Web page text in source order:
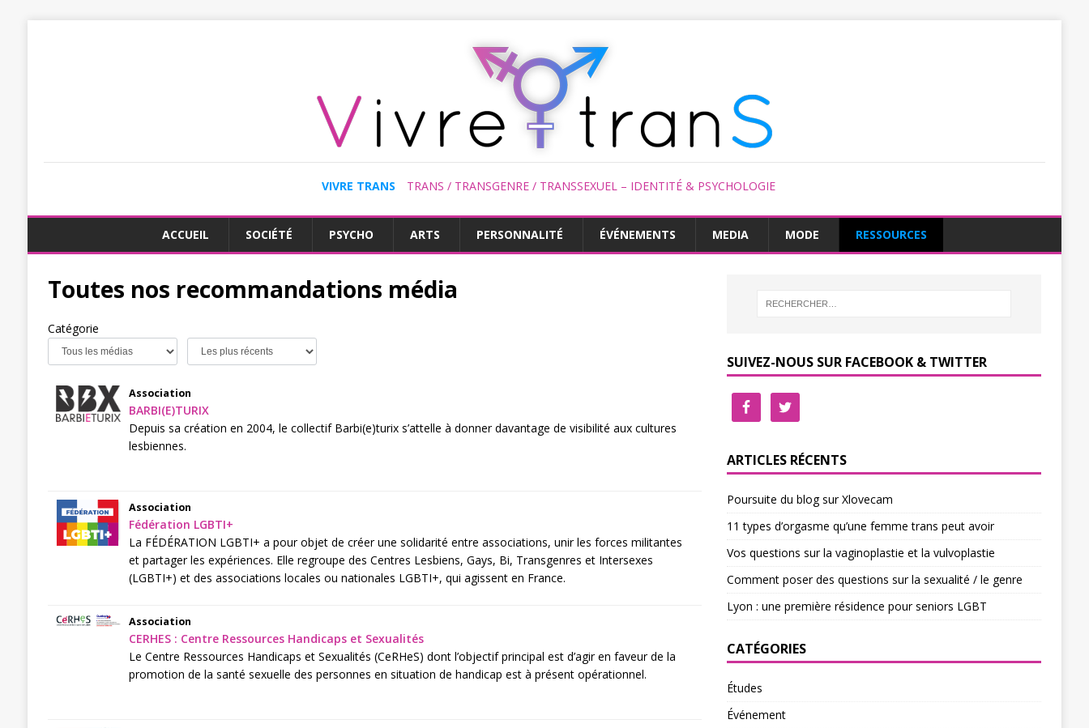
VIVRE TRANS TRANS / TRANSGENRE / TRANSSEXUEL – IDENTITÉ & PSYCHOLOGIE
ACCUEIL SOCIÉTÉ PSYCHO ARTS PERSONNALITÉ ÉVÉNEMENTS MEDIA MODE RESSOURCES
Toutes nos recommandations média
Catégorie
Association
BARBI(E)TURIX
Depuis sa création en 2004, le collectif Barbi(e)turix s’attelle à donner davantage de visibilité aux cultures
lesbiennes.
Association
Fédération LGBTI+
La FÉDÉRATION LGBTI+ a pour objet de créer une solidarité entre associations, unir les forces militantes
et partager les expériences. Elle regroupe des Centres Lesbiens, Gays, Bi, Transgenres et Intersexes
(LGBTI+) et des associations locales ou nationales LGBTI+, qui agissent en France.
Association
CERHES : Centre Ressources Handicaps et Sexualités
Le Centre Ressources Handicaps et Sexualités (CeRHeS) dont l’objectif principal est d’agir en faveur de la
promotion de la santé sexuelle des personnes en situation de handicap est à présent opérationnel.
SUIVEZ-NOUS SUR FACEBOOK & TWITTER
ARTICLES RÉCENTS
Poursuite du blog sur Xlovecam
11 types d’orgasme qu’une femme trans peut avoir
Vos questions sur la vaginoplastie et la vulvoplastie
Comment poser des questions sur la sexualité / le genre
Lyon : une première résidence pour seniors LGBT
CATÉGORIES
Études
Événement